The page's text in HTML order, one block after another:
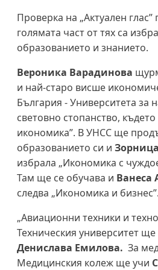
Проверка на „Актуален глас”
голямата част от тях са
образованието и знанието.
Вероника Варадинова
и най-старо висше
България - Университета за
световно стопанство,
икономика”. В УНСС ще
образованието си и
избрала „Икономика с
Там ще се обучава и Ванеса
следва „Икономика и бизнес”.
„Авиационни техники и
Техническия университет ще
Денислава Емилова. За
Медицинския колеж ще учи